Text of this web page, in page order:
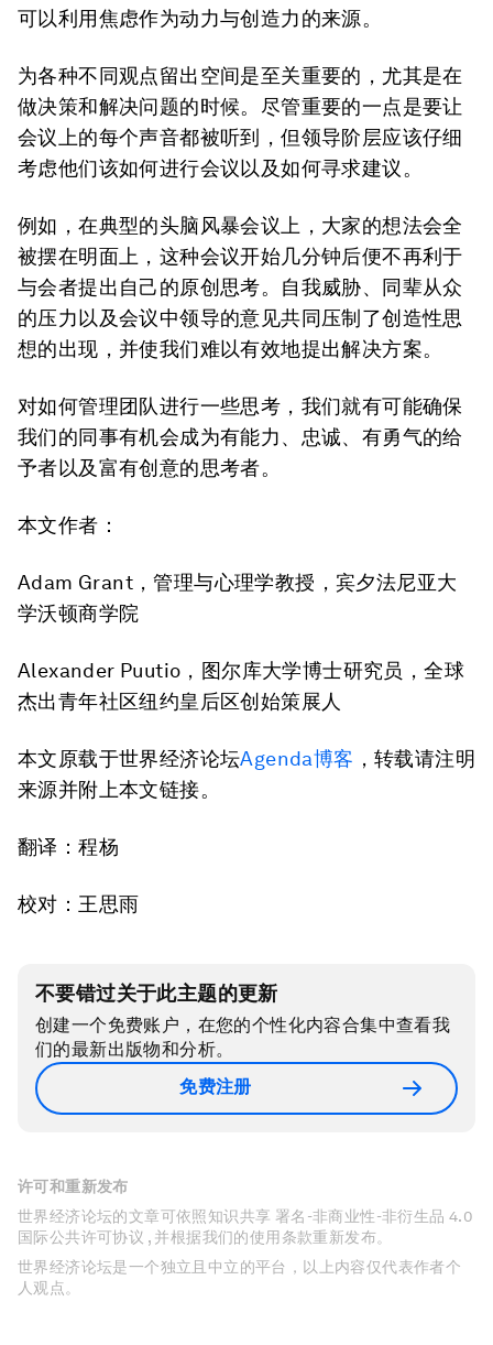
可以利用焦虑作为动力与创造力的来源。
为各种不同观点留出空间是至关重要的，尤其是在
做决策和解决问题的时候。尽管重要的一点是要让
会议上的每个声音都被听到，但领导阶层应该仔细
考虑他们该如何进行会议以及如何寻求建议。
例如，在典型的头脑风暴会议上，大家的想法会全
被摆在明面上，这种会议开始几分钟后便不再利于
与会者提出自己的原创思考。自我威胁、同辈从众
的压力以及会议中领导的意见共同压制了创造性思
想的出现，并使我们难以有效地提出解决方案。
对如何管理团队进行一些思考，我们就有可能确保
我们的同事有机会成为有能力、忠诚、有勇气的给
予者以及富有创意的思考者。
本文作者：
Adam Grant，管理与心理学教授，宾夕法尼亚大
学沃顿商学院
Alexander Puutio，图尔库大学博士研究员，全球
杰出青年社区纽约皇后区创始策展人
本文原载于世界经济论坛Agenda博客 ，转载请注明
来源并附上本文链接。
翻译：程杨
校对：王思雨
不要错过关于此主题的更新
创建一个免费账户，在您的个性化内容合集中查看我
们的最新出版物和分析。
免费注册
许可和重新发布
世界经济论坛的文章可依照知识共享 署名-非商业性-非衍生品 4.0
国际公共许可协议 , 并根据我们的使用条款重新发布。
世界经济论坛是一个独立且中立的平台，以上内容仅代表作者个
人观点。